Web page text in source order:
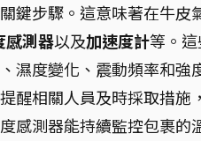
鍵步驟。這意味著在牛皮
感測器以及加速度計等。
濕度變化、震動頻率和強
醒相關人員及時採取措施
感測器能持續監控包裹的